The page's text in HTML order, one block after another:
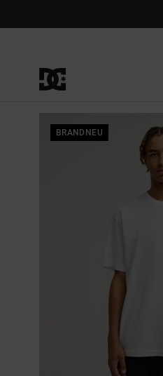
BRANDNEU